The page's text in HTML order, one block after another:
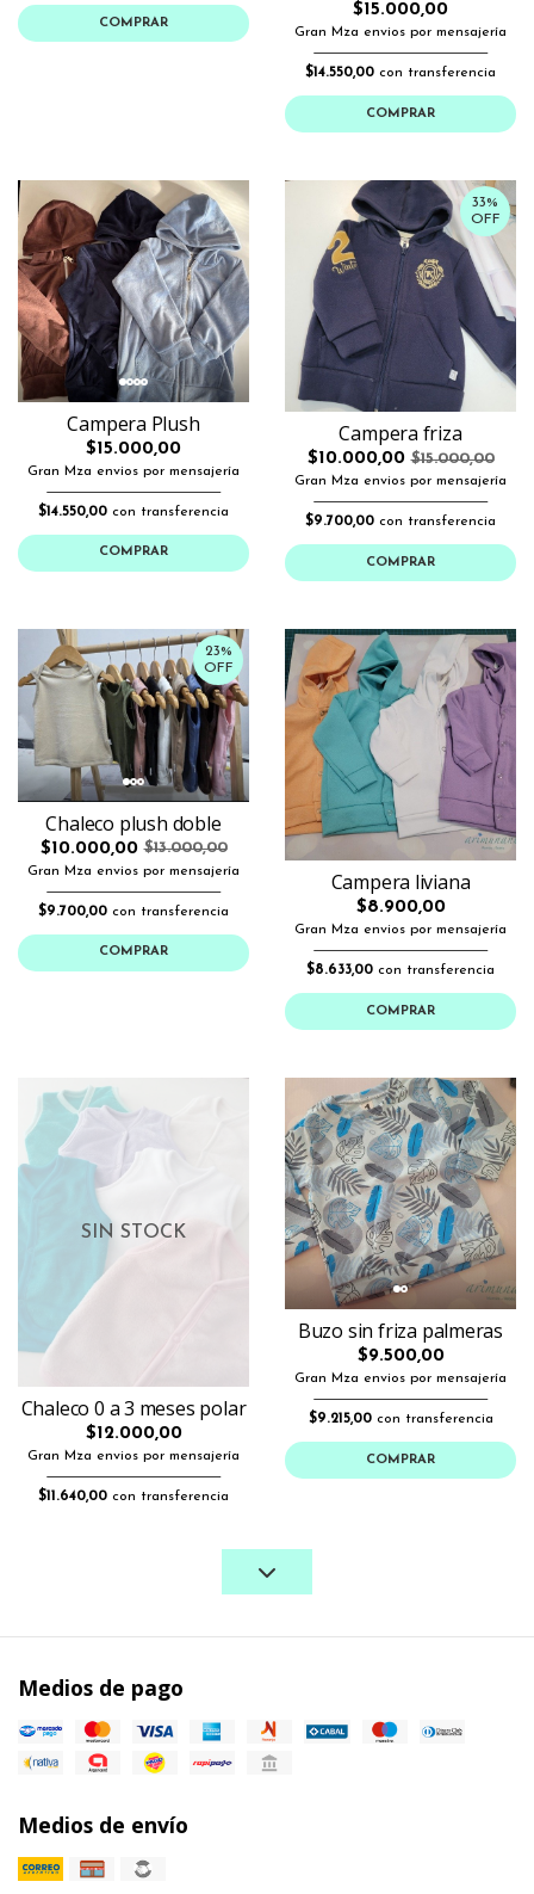
COMPRAR
$15.000,00
Gran Mza envios por mensajería
$14.550,00 con transferencia
COMPRAR
Campera Plush
$15.000,00
Gran Mza envios por mensajería
$14.550,00 con transferencia
COMPRAR
33%
OFF
Campera friza
$10.000,00 $15.000,00
Gran Mza envios por mensajería
$9.700,00 con transferencia
COMPRAR
23%
OFF
Chaleco plush doble
$10.000,00 $13.000,00
Gran Mza envios por mensajería
$9.700,00 con transferencia
COMPRAR
Campera liviana
$8.900,00
Gran Mza envios por mensajería
$8.633,00 con transferencia
COMPRAR
SIN STOCK
Chaleco 0 a 3 meses polar
$12.000,00
Gran Mza envios por mensajería
$11.640,00 con transferencia
Buzo sin friza palmeras
$9.500,00
Gran Mza envios por mensajería
$9.215,00con transferencia
COMPRAR
Medios de pago
Medios de envío